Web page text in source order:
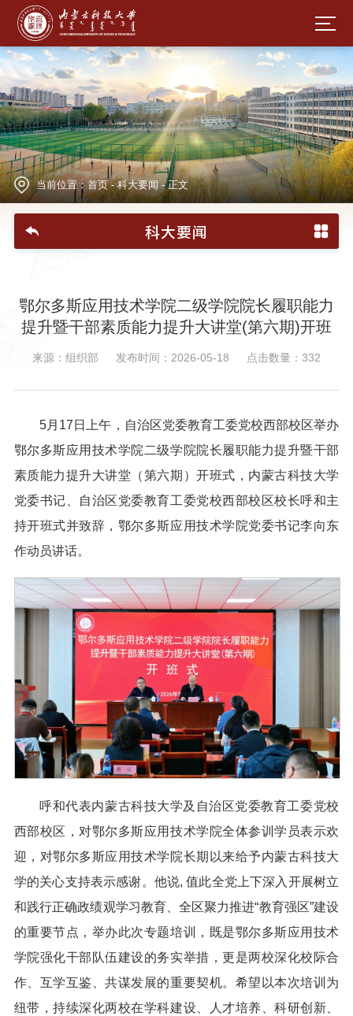
当前位置： 首页-科大要闻-正文
科大要闻
鄂尔多斯应用技术学院二级学院院长履职能力
提升暨干部素质能力提升大讲堂(第六期)开班
来源：组织部 发布时间：2026-05-18 点击数量： 332
5月17日上午，自治区党委教育工委党校西部校区举办
鄂尔多斯应用技术学院二级学院院长履职能力提升暨干部
素质能力提升大讲堂（第六期）开班式，内蒙古科技大学
党委书记、自治区党委教育工委党校西部校区校长呼和主
持开班式并致辞，鄂尔多斯应用技术学院党委书记李向东
作动员讲话。
呼和代表内蒙古科技大学及自治区党委教育工委党校
西部校区，对鄂尔多斯应用技术学院全体参训学员表示欢
迎，对鄂尔多斯应用技术学院长期以来给予内蒙古科技大
学的关心支持表示感谢。他说, 值此全党上下深入开展树立
和践行正确政绩观学习教育、全区聚力推进“教育强区”建设
的重要节点，举办此次专题培训，既是鄂尔多斯应用技术
学院强化干部队伍建设的务实举措，更是两校深化校际合
作、互学互鉴、共谋发展的重要契机。希望以本次培训为
纽带，持续深化两校在学科建设、人才培养、科研创新、